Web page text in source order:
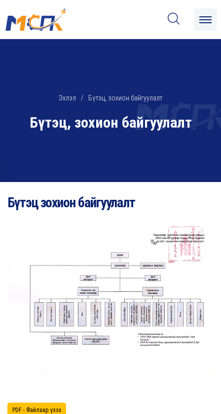
Эхлэл Бүтэц, зохион байгуулалт
Бүтэц, зохион байгуулалт
Бүтэц зохион байгуулалт
PDF - Файлаар үзэх